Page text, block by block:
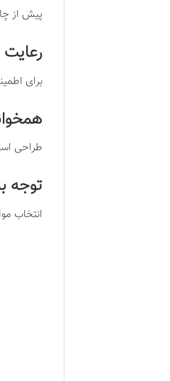
پیش از
برای
طراحی
توجه
انتخاب